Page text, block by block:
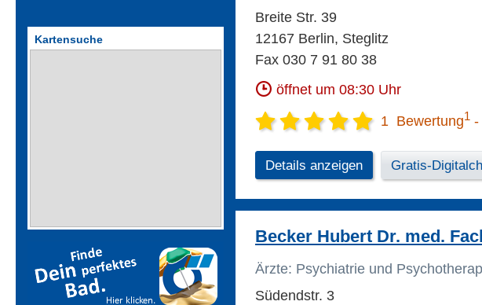
Breite Str. 39
12167 Berlin, Steglitz
Fax 030 7 91 80 38
öffnet um 08:30 Uhr
1 Bewertung1
Details anzeigen Gratis-
Becker Hubert Dr. med.
Ärzte: Psychiatrie und
Südendstr. 3
Kartensuche